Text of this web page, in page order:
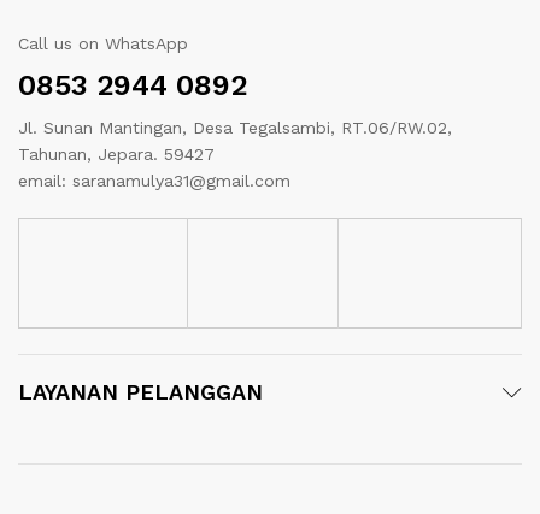
Call us on WhatsApp
0853 2944 0892
Jl. Sunan Mantingan, Desa Tegalsambi, RT.06/RW.02,
Tahunan, Jepara. 59427
email: saranamulya31@gmail.com
LAYANAN PELANGGAN